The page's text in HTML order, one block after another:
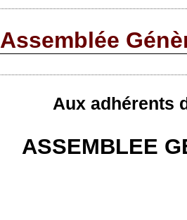
Assemblée
Aux adhérents
ASSEMBLEE